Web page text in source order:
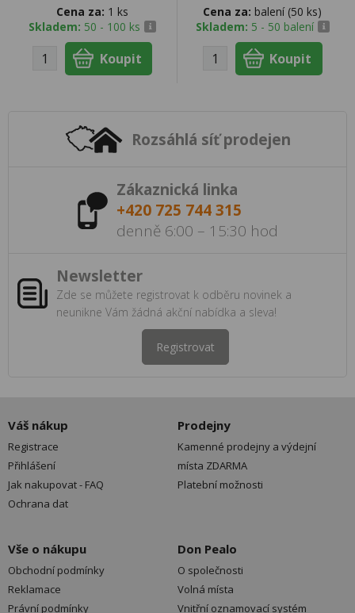
Cena za: 1 ks
Skladem: 50 - 100 ks
Cena za: balení (50 ks)
Skladem: 5 - 50 balení
Rozsáhlá síť prodejen
Zákaznická linka
+420 725 744 315
denně 6:00 – 15:30 hod
Newsletter
Zde se můžete registrovat k odběru novinek a
neunikne Vám žádná akční nabídka a sleva!
Registrovat
Váš nákup
Registrace
Přihlášení
Jak nakupovat - FAQ
Ochrana dat
Prodejny
Kamenné prodejny a výdejní
místa ZDARMA
Platební možnosti
Vše o nákupu
Obchodní podmínky
Reklamace
Právní podmínky
Don Pealo
O společnosti
Volná místa
Vnitřní oznamovací systém